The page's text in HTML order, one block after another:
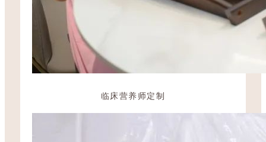
临床营养师定制